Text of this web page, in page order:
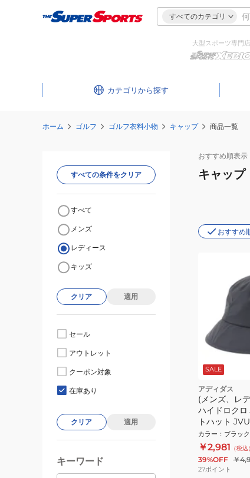
すべてのカテゴリ
大型スポーツ専門店
カテゴリ
ホーム ゴルフ ゴルフ衣料小物 キャップ 商品一覧
おすすめ順表示
キャップ
おすすめ
SALE
アディダス
(メンズ、レ
ハイドロクロ
トハット
カラー ： ブラック
￥2,981 （税込）
39%OFF ￥
27ポイント
すべての条件をクリア
すべて
メンズ
レディース
キッズ
クリア 適用
セール
アウトレット
クーポン対象
在庫あり
クリア 適用
キーワード